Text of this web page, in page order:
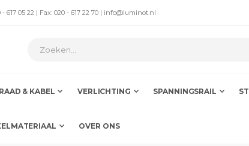
617 05 22 | Fax: 020 - 617 22 70 | info@luminot.nl
& KABEL VERLICHTING SPANNINGSRAIL
OVER ONS